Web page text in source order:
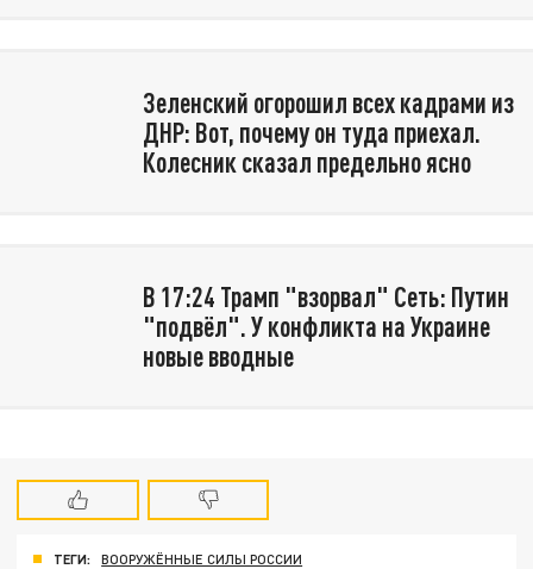
Зеленский огорошил всех кадрами из
ДНР: Вот, почему он туда приехал.
Колесник сказал предельно ясно
В 17:24 Трамп "взорвал" Сеть: Путин
"подвёл". У конфликта на Украине
новые вводные
ТЕГИ:
ВООРУЖЁННЫЕ СИЛЫ РОССИИ